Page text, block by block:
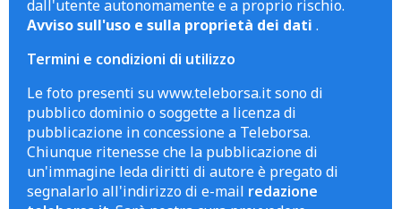
dall'utente autonomamente e a proprio rischio.
Avviso sull'uso e sulla proprietà dei dati .
Termini e condizioni di utilizzo
Le foto presenti su www.teleborsa.it sono di
pubblico dominio o soggette a licenza di
pubblicazione in concessione a Teleborsa.
Chiunque ritenesse che la pubblicazione di
un'immagine leda diritti di autore è pregato di
segnalarlo all'indirizzo di e-mail redazione